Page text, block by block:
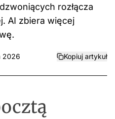
rozłącza
AI zbiera więcej
2026 Kopiuj artykuł